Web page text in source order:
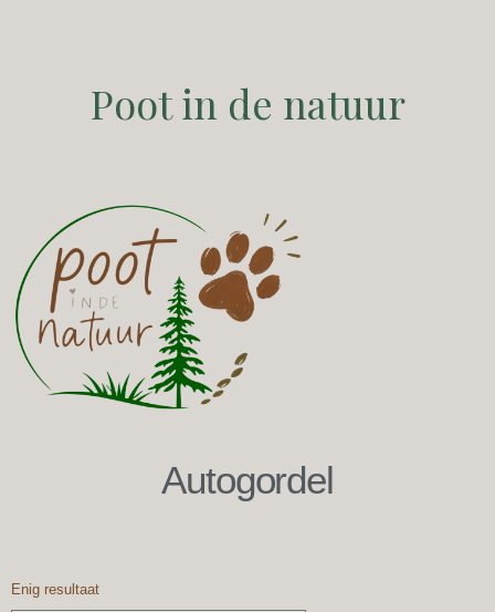
Poot in de natuur
Autogordel
Enig resultaat